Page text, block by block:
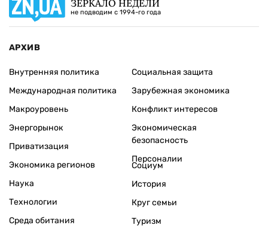
ЗЕРКАЛО НЕДЕЛИ
не подводим с 1994-го года
АРХИВ
Внутренняя политика
Международная политика
Макроуровень
Энергорынок
Приватизация
Экономика регионов
Социальная защита
Зарубежная экономика
Конфликт интересов
Экономическая
безопасность
Персоналии
Наука
Технологии
Среда обитания
Социум
История
Круг семьи
Туризм